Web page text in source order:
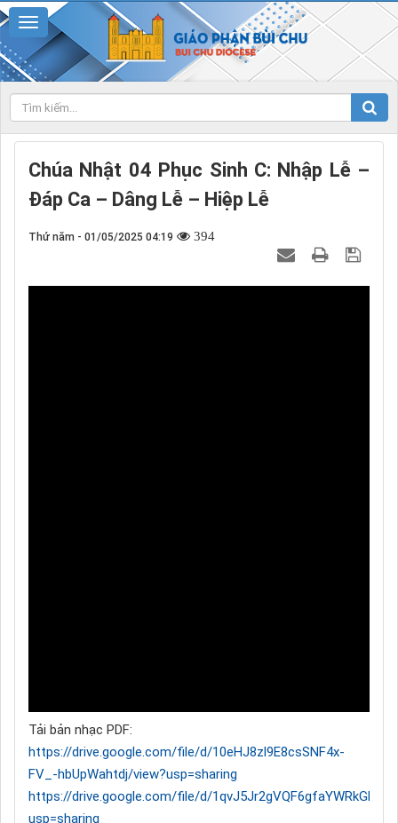
Chúa Nhật 04 Phục Sinh C: Nhập Lễ –
Đáp Ca – Dâng Lễ – Hiệp Lễ
Thứ năm - 01/05/2025 04:19 394
Tải bản nhạc PDF:
https://drive.google.com/file/d/10eHJ8zl9E8csSNF4x-
FV_-hbUpWahtdj/view?usp=sharing
https://drive.google.com/file/d/
usp=sharing